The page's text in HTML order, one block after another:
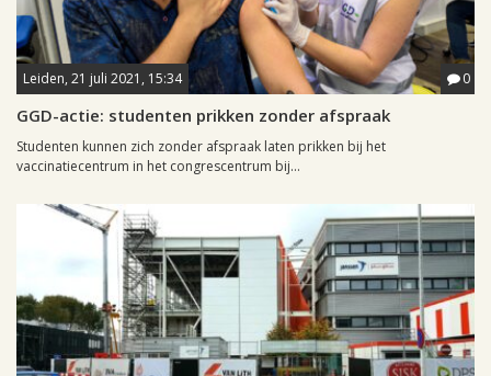
Leiden, 21 juli 2021, 15:34 0
GGD-actie: studenten prikken zonder afspraak
Studenten kunnen zich zonder afspraak laten prikken bij het
vaccinatiecentrum in het congrescentrum bij...